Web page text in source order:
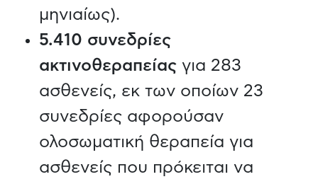
μηνιαίως).
5.410 συνεδρίες
ακτινοθεραπείας για 283
ασθενείς, εκ των οποίων 23
συνεδρίες αφορούσαν
ολοσωματική θεραπεία για
ασθενείς που πρόκειται να